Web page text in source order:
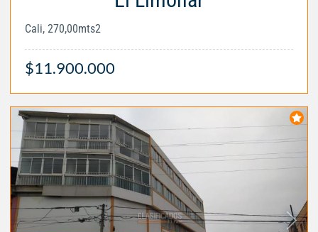
Cali, 270,00mts2
$11.900.000